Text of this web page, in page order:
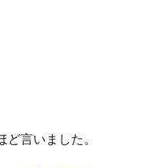
言いました。